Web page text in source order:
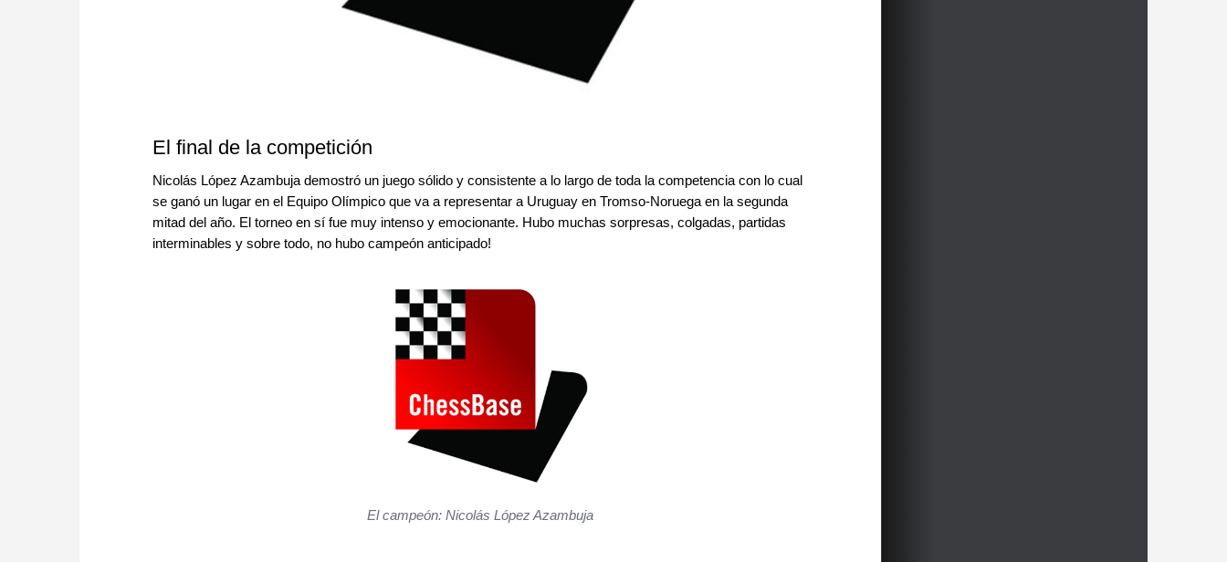
El final de la competición
Nicolás López Azambuja demostró un juego sólido y consistente a lo largo de toda la competencia con lo cual
se ganó un lugar en el Equipo Olímpico que va a representar a Uruguay en Tromso-Noruega en la segunda
mitad del año. El torneo en sí fue muy intenso y emocionante. Hubo muchas sorpresas, colgadas, partidas
interminables y sobre todo, no hubo campeón anticipado!
El campeón: Nicolás López Azambuja